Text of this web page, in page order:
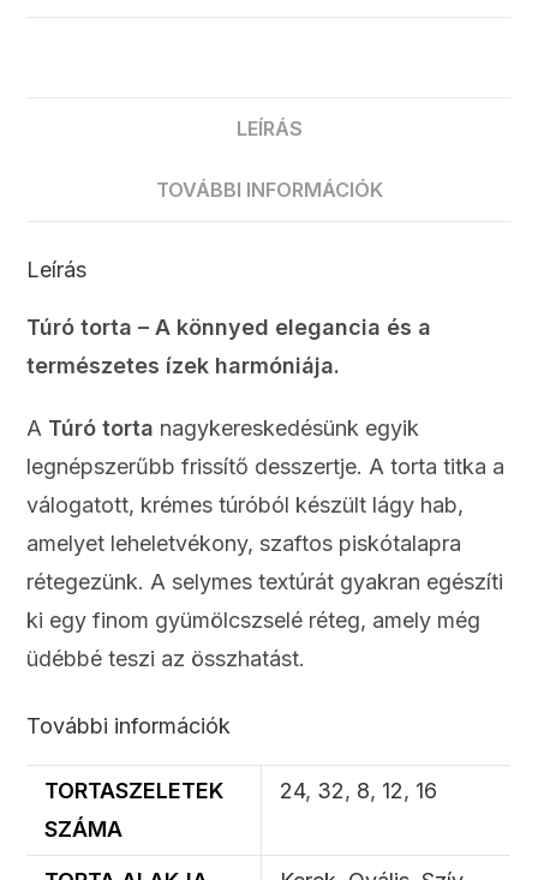
LEÍRÁS
TOVÁBBI INFORMÁCIÓK
Leírás
Túró torta – A könnyed elegancia és a
természetes ízek harmóniája.
A Túró torta nagykereskedésünk egyik
legnépszerűbb frissítő desszertje. A torta titka a
válogatott, krémes túróból készült lágy hab,
amelyet leheletvékony, szaftos piskótalapra
rétegezünk. A selymes textúrát gyakran egészíti
ki egy finom gyümölcszselé réteg, amely még
üdébbé teszi az összhatást.
További információk
TORTASZELETEK
SZÁMA
24, 32, 8, 12, 16